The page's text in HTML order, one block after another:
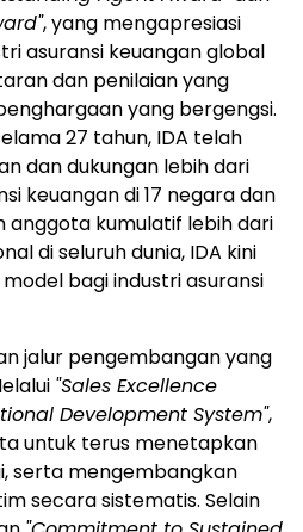
, yang mengapresiasi
asuransi keuangan global
dan penilaian yang
yang bergengsi.
27 tahun, IDA telah
dan dukungan lebih dari
keuangan di 17 negara dan
anggota kumulatif lebih dari
di seluruh dunia, IDA kini
bagi industri asuransi
jalur pengembangan yang
"Sales Excellence
Development System",
untuk terus menetapkan
serta mengembangkan
secara sistematis. Selain